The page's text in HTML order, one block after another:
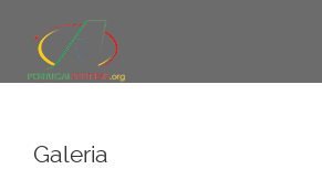
Galeria